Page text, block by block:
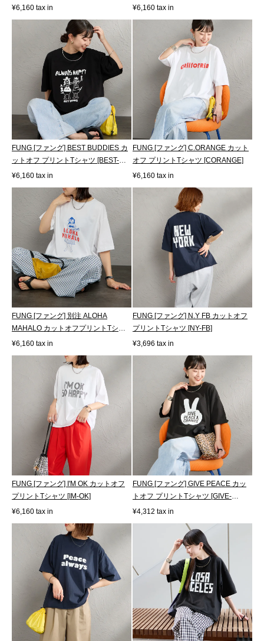
[WEEKEND-JF]
¥6,160 tax in ¥6,160 tax in
FUNG [ファング] BEST BUDDIES カ
ットオフ プリントTシャツ [BEST-
BUDDIES]
¥6,160 tax in
FUNG [ファング] C.ORANGE カット
オフ プリントTシャツ [CORANGE]
¥6,160 tax in
FUNG [ファング] 別注 ALOHA
MAHALO カットオフプリントTシャ
ツ [ALOHA-MAH...
¥6,160 tax in
FUNG [ファング] N.Y FB カットオフ
プリントTシャツ [NY-FB]
¥3,696 tax in
FUNG [ファング] I'M OK カットオフ
プリントTシャツ [IM-OK]
¥6,160 tax in
FUNG [ファング] GIVE PEACE カッ
トオフ プリントTシャツ [GIVE-
PEACE]
¥4,312 tax in